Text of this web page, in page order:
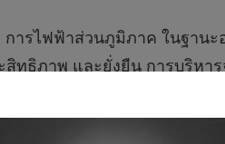
ารไฟฟ้าส่วนภูมิภาค ในฐาน
ทธิภาพ และยั่งยืน การบริหา